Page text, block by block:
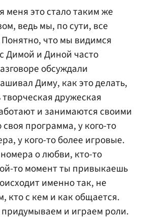
меня это стало таким же
ведь мы, по сути, все
что мы видимся
Димой и Диной часто
обсуждали
Диму, как это делать,
дружеская
и занимаются своими
программа, у кого-то
у кого-то более игровые.
о любви, кто-то
то момент ты привыкаешь
именно так, не
кто с кем и как общается.
и играем роли.